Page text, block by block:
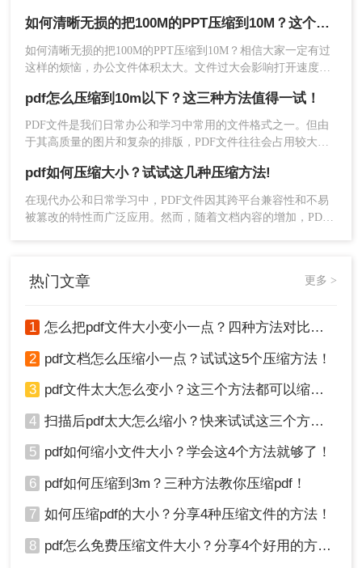
三、优化PDF文件内容
除了使用软件或在线工具进行压缩外，您还可以通
过优化PDF文件的内容来减小文件大小。
操作如下：
1、删除不必要的页面和元素：检查PDF文件，删除
其中不必要的页面、图片、文本框等元素，以减小
文件大小。
2、降低图像质量：如果PDF文件中包含大量的图
像，您可以尝试降低图像的分辨率或质量来减小文
件大小。但是请注意，不要过度降低图像质量，以
免影响文件的可读性和清晰度。
用字体嵌入功能。但是请注意，字体嵌入会增加文
弊并谨慎使用。
4、拆分文件：如果PDF文件过大且包含多个独立的
部分，您可以考虑将其拆分成多个较小的文件。这
样不仅可以减小单个文件的大小，还可以提高文件
的可管理性和可访问性。
总结
啦！将PDF文件压缩到10MB以内需要一定的技巧和
方法。通过选择合适的压缩工具、优化文件内容以
并提高工作效率。
并不难，今天小编就给你分享3个常用的好方法，帮你轻松搞定
如何把pdf压缩至10m！
如何清晰无损的把100M的PPT压缩到10M？这个方法你一定要知道！
如何清晰无损的把100M的PPT压缩到10M？​相信大家一定有过
这样的烦恼，办公文件体积太大。文件过大会影响打开速度，
传和发送都会很慢，网络不好的话，还不容易发出去。尤其是
领导要你微信发过去的时候，因为微信只能发送小于100M的文
件，文件太大就无法传送了，真是太痛苦了
pdf怎么压缩到10m以下？这三种方法值得一试！
PDF文件是我们日常办公和学习中常用的文件格式之一。但由
于其高质量的图片和复杂的排版，PDF文件往往会占用较大的
决类似的问题，你必须压缩PDF文件的大小。那么，pdf怎么压
缩到10m以下呢?接下来推荐三种压缩PDF的方法。让我们一起
来看看。
pdf如何压缩大小？试试这几种压缩方法!
在现代办公和日常学习中，PDF文件因其跨平台兼容性和不易
被篡改的特性而广泛应用。然而，随着文档内容的增加，PDF
热门文章 更多 >
1 怎么把pdf文件大小变小一点？四种方法对比，一看就懂！
2 pdf文档怎么压缩小一点？试试这5个压缩方法！
3 pdf文件太大怎么变小？这三个方法都可以缩小！
4 扫描后pdf太大怎么缩小？快来试试这三个方法！
5 pdf如何缩小文件大小？学会这4个方法就够了！
6 pdf如何压缩到3m？三种方法教你压缩pdf！
7 如何压缩pdf的大小？分享4种压缩文件的方法！
8 pdf怎么免费压缩文件大小？分享4个好用的方法，简单又快捷！